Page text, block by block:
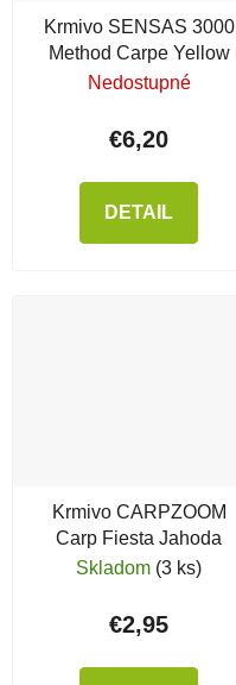
Krmivo SENSAS 3000
Method Carpe Yellow
Nedostupné
€6,20
DETAIL
Krmivo CARPZOOM
Carp Fiesta Jahoda
Skladom (3 ks)
€2,95